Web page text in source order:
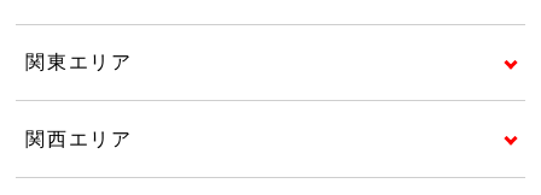
関東エリア
関西エリア